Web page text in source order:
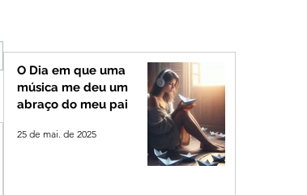
O Dia em que uma
música me deu um
abraço do meu pai
25 de mai. de 2025